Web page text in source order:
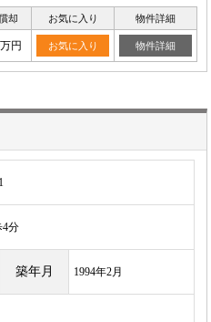
却 お気に入り 物件詳細
円 お気に入り 物件詳細
分
築年月 1994年2月